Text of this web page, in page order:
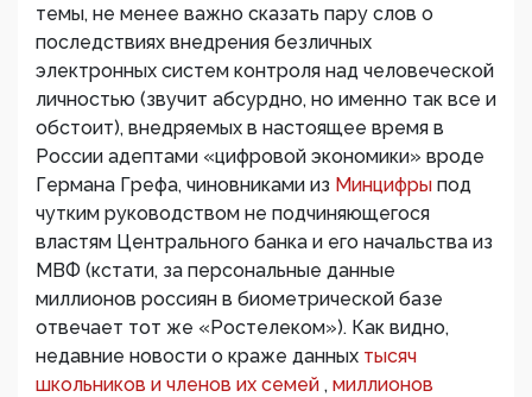
темы, не менее важно сказать пару слов о
последствиях внедрения безличных
электронных систем контроля над человеческой
личностью (звучит абсурдно, но именно так все и
обстоит), внедряемых в настоящее время в
России адептами «цифровой экономики» вроде
Германа Грефа, чиновниками из Минцифры под
чутким руководством не подчиняющегося
властям Центрального банка и его начальства из
МВФ (кстати, за персональные данные
миллионов россиян в биометрической базе
отвечает тот же «Ростелеком»). Как видно,
недавние новости о краже данных тысяч
школьников и членов их семей , миллионов